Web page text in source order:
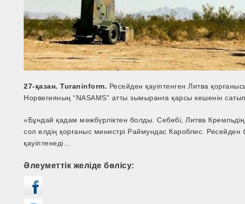
27-қазан. Turaninform. Ресейден қауіптенген Литва
Норвегияның “NASAMS” атты зымыранға қарсы кешенін
«Бұндай қадам мәжбүрліктен болды. Себебі, Литва
сол елдің қорғаныс министрі Раймундас Кароблис.
қауіптенеді…
Әлеуметтік желіде бөлісу: